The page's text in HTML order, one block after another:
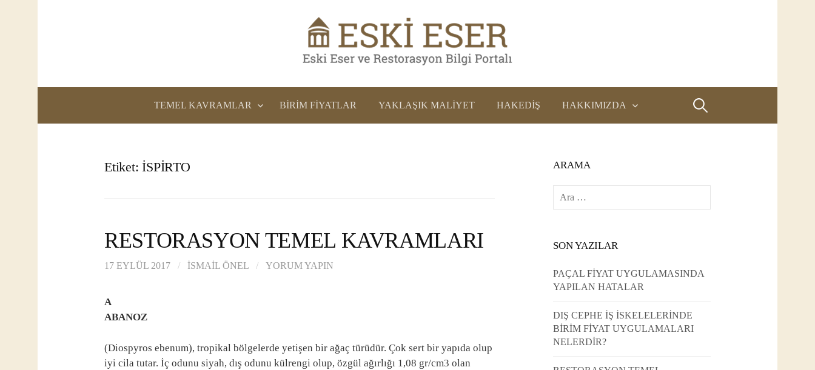
TEMEL KAVRAMLAR BIRIM FIYATLAR YAKLAŞIK MALIYET HAKEDIŞ HAKKIMIZDA Arama:
Etiket:İSPİRTO
RESTORASYON TEMEL KAVRAMLARI
17 EYLÜL 2017 / İSMAIL ÖNEL / YORUM YAPIN
A
ABANOZ
(Diospyros ebenum), tropikal bölgelerde yetişen bir ağaç türüdür. Çok sert bir yapıda olup
iyi cila tutar. İç odunu siyah, dış odunu külrengi olup, özgül ağırlığı 1,08 gr/cm3 olan
ARAMA
Arama:
SON YAZILAR
PAÇAL FİYAT UYGULAMASINDA
YAPILAN HATALAR
DIŞ CEPHE İŞ İSKELELERİNDE
BİRİM FİYAT UYGULAMALARI
NELERDİR?